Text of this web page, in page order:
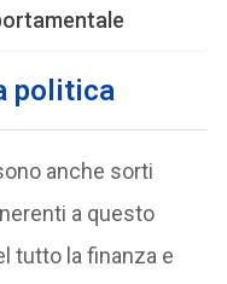
politica
anche sorti
a questo
tutto la finanza e